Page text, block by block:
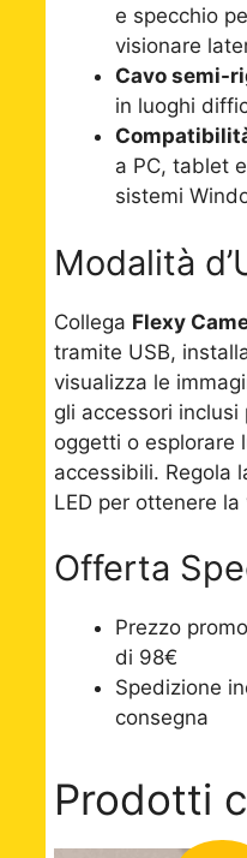
e specchio
visionare
Cavo semi-
in luoghi
a PC, tablet
sistemi
Modalità
Collega Flexy
tramite USB,
visualizza le
gli accessori inclusi
oggetti o esplorare
accessibili. Regola
LED per ottenere
Offerta
Prezzo
di 98€
Spedizione
consegna
Prodotti